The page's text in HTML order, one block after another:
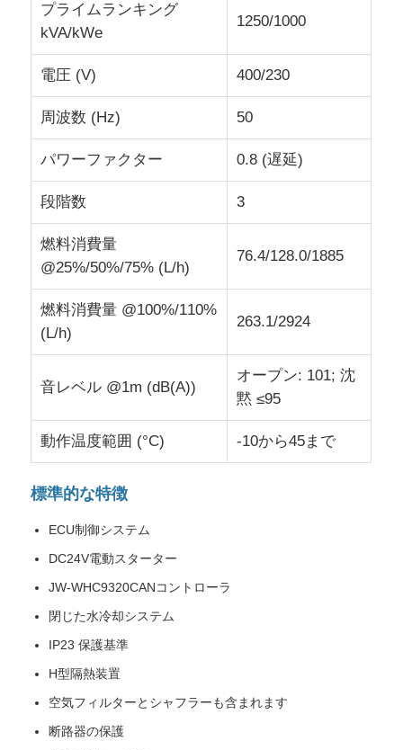
移動式照明車
プライムランキング
kVA/kWe
1250/1000
電圧 (V) 400/230
周波数 (Hz) 50
パワーファクター 0.8 (遅延)
段階数 3
燃料消費量
@25%/50%/75% (L/h)
76.4/128.0/1885
燃料消費量 @100%/110%
(L/h)
263.1/2924
音レベル @1m (dB(A))
オープン: 101; 沈
黙 ≤95
動作温度範囲 (°C) -10から45まで
標準的な特徴
ECU制御システム
DC24V電動スターター
JW-WHC9320CANコントローラ
閉じた水冷却システム
IP23 保護基準
H型隔熱装置
空気フィルターとシャフラーも含まれます
断路器の保護